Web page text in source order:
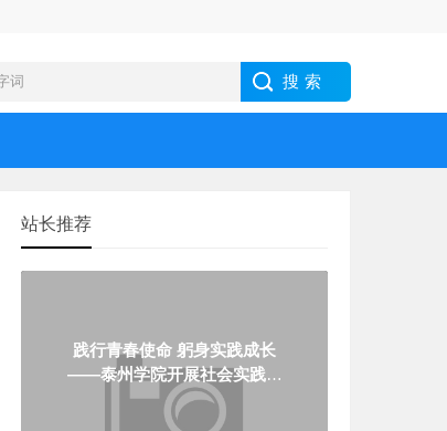
站长推荐
践行青春使命 躬身实践成长
——泰州学院开展社会实践服
务活动